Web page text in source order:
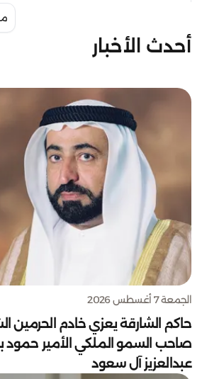
أحدث الأخبار
الجمعة 7 أغسطس 2026
حاكم الشارقة يعزي خادم الحرمين
صاحب السمو الملكي الأمير
عبدالعزيز آل سعود